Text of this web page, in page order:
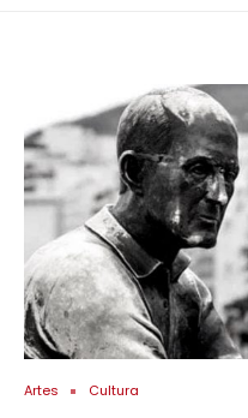
Artes Cultura